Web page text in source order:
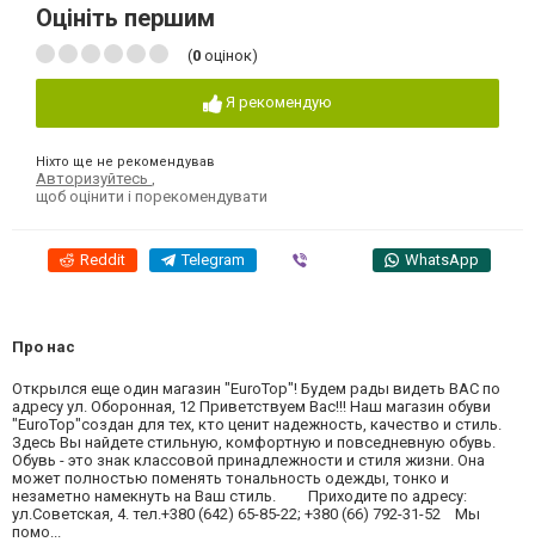
Оцініть першим
(0 оцінок)
Я рекомендую
Ніхто ще не рекомендував
Авторизуйтесь
щоб оцінити і порекомендувати
Reddit Telegram WhatsApp
Про нас
Открылся еще один магазин "EuroTop"! Будем рады видеть ВАС по
адресу ул. Оборонная, 12 Приветствуем Вас!!! Наш магазин обуви
"EuroTop"создан для тех, кто ценит надежность, качество и стиль.
Здесь Вы найдете стильную, комфортную и повседневную обувь.
Обувь - это знак классовой принадлежности и стиля жизни. Она
может полностью поменять тональность одежды, тонко и
незаметно намекнуть на Ваш стиль. Приходите по адресу:
ул.Советская, 4. тел.+380 (642) 65-85-22; +380 (66) 792-31-52 Мы
помо...